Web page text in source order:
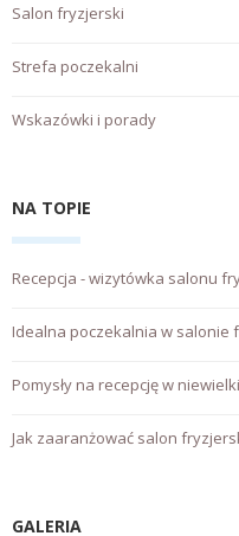
Salon fryzjerski
Strefa poczekalni
Wskazówki i porady
NA TOPIE
Recepcja - wizytówka salonu
Idealna poczekalnia w salonie
Pomysły na recepcję w
Jak zaaranżować salon
GALERIA